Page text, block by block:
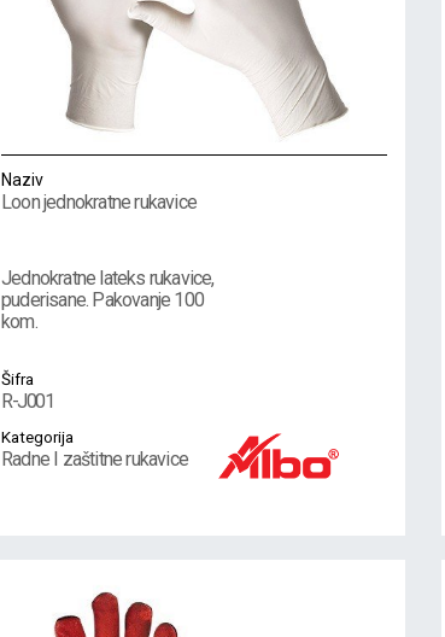
Naziv
Loon jednokratne rukavice
Jednokratne lateks rukavice,
puderisane. Pakovanje 100
kom.
Šifra
R-J001
Kategorija
Radne I zaštitne rukavice